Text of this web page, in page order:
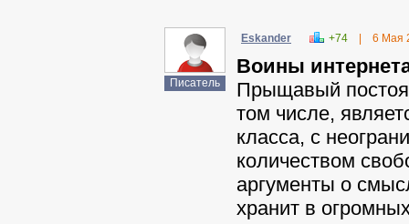
Писатель
Eskander +74 6 Мая
Воины
Прыщавый
том числе,
класса, с
количеством
аргументы о
хранит в